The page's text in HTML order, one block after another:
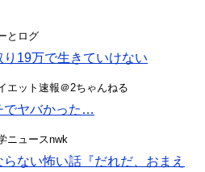
とログ
り19万で生きていけない
エット速報＠2ちゃんねる
でヤバかった…
ニュースnwk
らない怖い話『だれだ、おまえ